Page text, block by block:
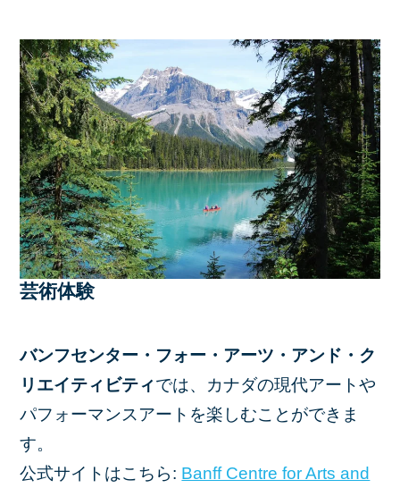
芸術体験
バンフセンター・フォー・アーツ・アンド・ク
リエイティビティでは、カナダの現代アートや
パフォーマンスアートを楽しむことができま
す。
公式サイトはこちら: Banff Centre for Arts and